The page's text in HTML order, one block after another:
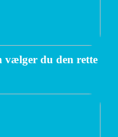
vælger du den rette